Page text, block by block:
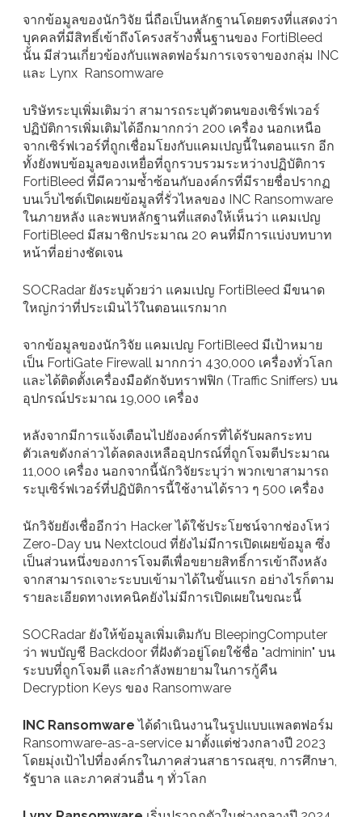
จากข้อมูลของนักวิจัย นี่ถือเป็นหลักฐานโดยตรงที่แสดงว่า
บุคคลที่มีสิทธิ์เข้าถึงโครงสร้างพื้นฐานของ FortiBleed
นั้น มีส่วนเกี่ยวข้องกับแพลตฟอร์มการเจรจาของกลุ่ม INC
และ Lynx Ransomware
บริษัทระบุเพิ่มเติมว่า สามารถระบุตัวตนของเซิร์ฟเวอร์
ปฏิบัติการเพิ่มเติมได้อีกมากกว่า 200 เครื่อง นอกเหนือ
จากเซิร์ฟเวอร์ที่ถูกเชื่อมโยงกับแคมเปญนี้ในตอนแรก อีก
ทั้งยังพบข้อมูลของเหยื่อที่ถูกรวบรวมระหว่างปฏิบัติการ
FortiBleed ที่มีความซ้ำซ้อนกับองค์กรที่มีรายชื่อปรากฏ
บนเว็บไซต์เปิดเผยข้อมูลที่รั่วไหลของ INC Ransomware
ในภายหลัง และพบหลักฐานที่แสดงให้เห็นว่า แคมเปญ
FortiBleed มีสมาชิกประมาณ 20 คนที่มีการแบ่งบทบาท
หน้าที่อย่างชัดเจน
SOCRadar ยังระบุด้วยว่า แคมเปญ FortiBleed มีขนาด
ใหญ่กว่าที่ประเมินไว้ในตอนแรกมาก
จากข้อมูลของนักวิจัย แคมเปญ FortiBleed มีเป้าหมาย
เป็น FortiGate Firewall มากกว่า 430,000 เครื่องทั่วโลก
และได้ติดตั้งเครื่องมือดักจับทราฟฟิก (Traffic Sniffers) บน
อุปกรณ์ประมาณ 19,000 เครื่อง
หลังจากมีการแจ้งเตือนไปยังองค์กรที่ได้รับผลกระทบ
ตัวเลขดังกล่าวได้ลดลงเหลืออุปกรณ์ที่ถูกโจมตีประมาณ
11,000 เครื่อง นอกจากนี้นักวิจัยระบุว่า พวกเขาสามารถ
ระบุเซิร์ฟเวอร์ที่ปฏิบัติการนี้ใช้งานได้ราว ๆ 500 เครื่อง
นักวิจัยยังเชื่ออีกว่า Hacker ได้ใช้ประโยชน์จากช่องโหว่
Zero-Day บน Nextcloud ที่ยังไม่มีการเปิดเผยข้อมูล ซึ่ง
เป็นส่วนหนึ่งของการโจมตีเพื่อขยายสิทธิ์การเข้าถึงหลัง
จากสามารถเจาะระบบเข้ามาได้ในขั้นแรก อย่างไรก็ตาม
รายละเอียดทางเทคนิคยังไม่มีการเปิดเผยในขณะนี้
SOCRadar ยังให้ข้อมูลเพิ่มเติมกับ BleepingComputer
ว่า พบบัญชี Backdoor ที่ฝังตัวอยู่โดยใช้ชื่อ "adminin" บน
ระบบที่ถูกโจมตี และกำลังพยายามในการกู้คืน
Decryption Keys ของ Ransomware
INC Ransomware ได้ดำเนินงานในรูปแบบแพลตฟอร์ม
Ransomware-as-a-service มาตั้งแต่ช่วงกลางปี 2023
โดยมุ่งเป้าไปที่องค์กรในภาคส่วนสาธารณสุข, การศึกษา,
รัฐบาล และภาคส่วนอื่น ๆ ทั่วโลก